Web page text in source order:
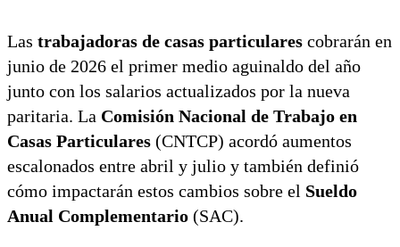
Las trabajadoras de casas particulares cobrarán en
junio de 2026 el primer medio aguinaldo del año
junto con los salarios actualizados por la nueva
paritaria. La Comisión Nacional de Trabajo en
Casas Particulares (CNTCP) acordó aumentos
escalonados entre abril y julio y también definió
cómo impactarán estos cambios sobre el Sueldo
Anual Complementario (SAC).